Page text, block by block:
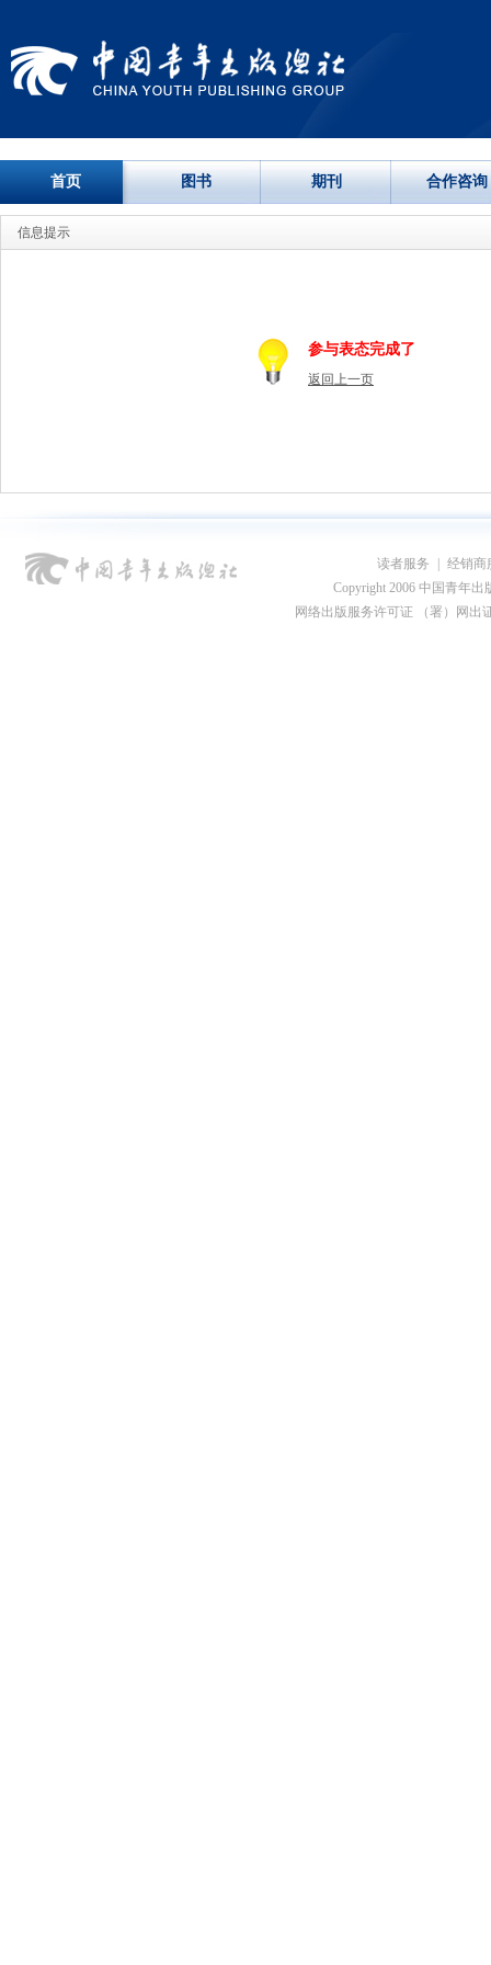
首页 图书 期刊 合作咨询
信息提示
参与表态完成了
返回上一页
读者服务
经销商
Copyright 2006 中国青年出
网络出版服务许可证 （署）网出